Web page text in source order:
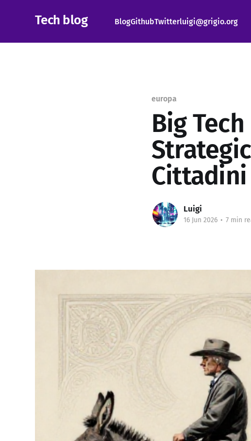
Tech blog BlogGithubTwitterluigi@grigio.org
europa
Big
Cittadini
Luigi
16 Jun 2026 • 7 min